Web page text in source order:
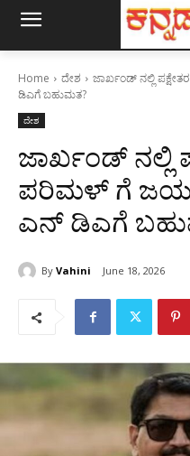
Home ದೇಶ
ಜಾರ್ಖಂಡ್ ನಲ್ಲಿ
ಡಿಎಗೆ ಬಹುಮತ?
ದೇಶ
ಜಾರ್ಖಂಡ್ ನಲ್ಲಿ
ಪರಿಮಳ್ ಗೆ ಜಯ:
ಎನ್ ಡಿಎಗೆ
By Vahini June 18, 2026